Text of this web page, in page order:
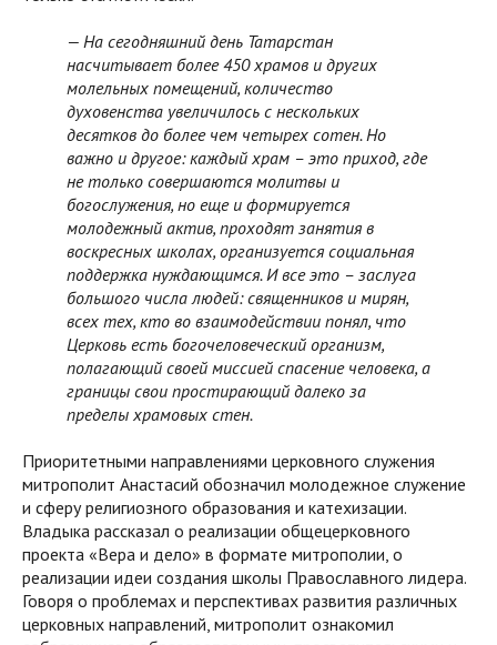
— На сегодняшний день Татарстан
насчитывает более 450 храмов и других
молельных помещений, количество
духовенства увеличилось с нескольких
десятков до более чем четырех сотен. Но
важно и другое: каждый храм – это приход, где
не только совершаются молитвы и
богослужения, но еще и формируется
молодежный актив, проходят занятия в
воскресных школах, организуется социальная
поддержка нуждающимся. И все это – заслуга
большого числа людей: священников и мирян,
всех тех, кто во взаимодействии понял, что
Церковь есть богочеловеческий организм,
полагающий своей миссией спасение человека, а
границы свои простирающий далеко за
пределы храмовых стен.
Приоритетными направлениями церковного служения
митрополит Анастасий обозначил молодежное служение
и сферу религиозного образования и катехизации.
Владыка рассказал о реализации общецерковного
проекта «Вера и дело» в формате митрополии, о
реализации идеи создания школы Православного лидера.
Говоря о проблемах и перспективах развития различных
церковных направлений, митрополит ознакомил